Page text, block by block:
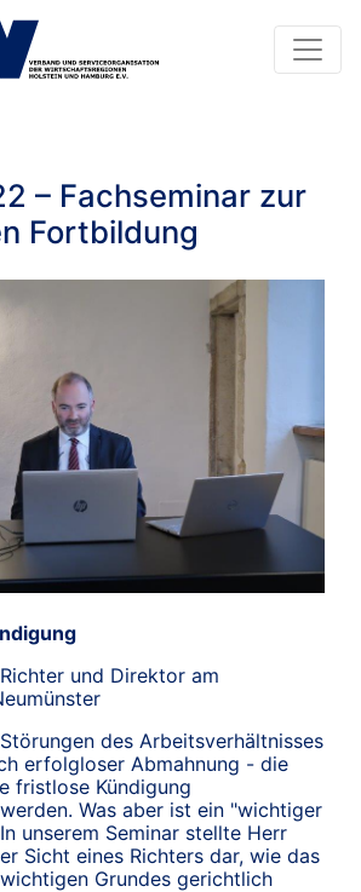
– Fachseminar zur
Fortbildung
und Direktor am
des Arbeitsverhältnisses
erfolgloser Abmahnung - die
fristlose Kündigung
Was aber ist ein "wichtiger
unserem Seminar stellte Herr
Sicht eines Richters dar, wie das
Grundes gerichtlich